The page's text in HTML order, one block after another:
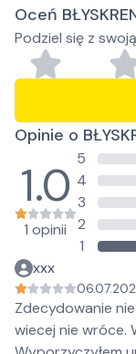
Oceń
Podziel się z
Opinie o
1.0
1 opinii
5
4
3
2
1
xxx
Zdecydowanie
wiecej nie wróce.